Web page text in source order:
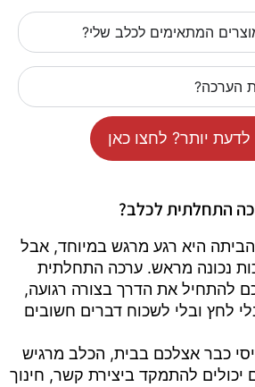
המתאימים לכלב שלי?
הערכה?
לדעת יותר? לחצו כאן
התחלתית לכלב?
היא רגע מרגש במיוחד, אבל
נכונה מראש. ערכה התחלתית
להתחיל את הדרך בצורה רגועה,
לחץ ובלי לשכוח דברים חשובים
כבר אצלכם בבית, הכלב מרגיש
יכולים להתמקד ביצירת קשר, חינוך